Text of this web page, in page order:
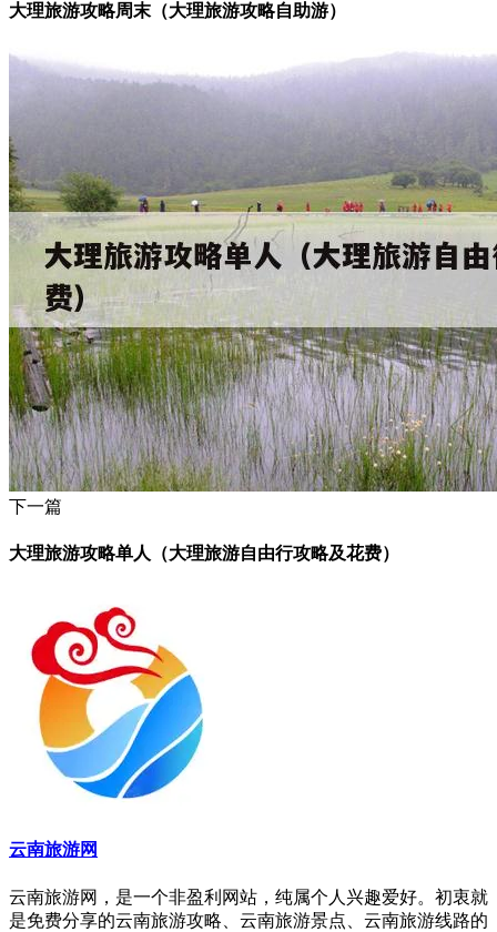
大理旅游攻略周末（大理旅游攻略自助游）
下一篇
大理旅游攻略单人（大理旅游自由行攻略及花费）
云南旅游网
云南旅游网，是一个非盈利网站，纯属个人兴趣爱好。初衷就
是免费分享的云南旅游攻略、云南旅游景点、云南旅游线路的